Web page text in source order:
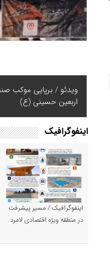
ویدئو / برپایی موکب
اربعین حسینی (ع)
اینفوگرافیک
اینفوگرافیک / مسیر پیشرفت
در منطقه ویژه اقتصادی لامرد